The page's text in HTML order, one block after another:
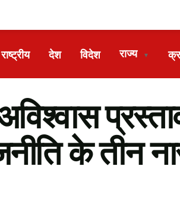
राष्ट्रीय देश विदेश राज्य ▼
के तीन